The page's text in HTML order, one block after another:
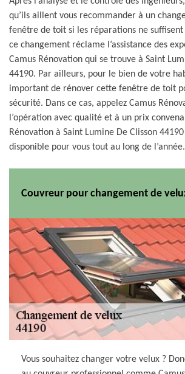
qu’ils aillent vous recommander à un
fenêtre de toit si les réparations ne suffisent
ce changement réclame l’assistance des
Camus Rénovation qui se trouve à Saint
44190. Par ailleurs, pour le bien de votre
important de rénover cette fenêtre de toit
sécurité. Dans ce cas, appelez Camus
l’opération avec qualité et à un prix
Rénovation à Saint Lumine De Clisson
disponible pour vous tout au long de l’année.
Couvreur pour changement de
Vous souhaitez changer votre velux ?